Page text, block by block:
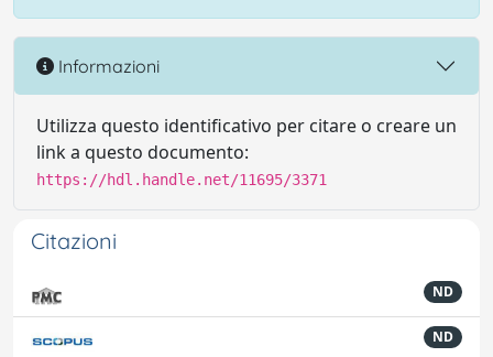
Informazioni
Utilizza questo identificativo per citare o creare un
link a questo documento:
https://hdl.handle.net/11695/3371
Citazioni
ND
ND